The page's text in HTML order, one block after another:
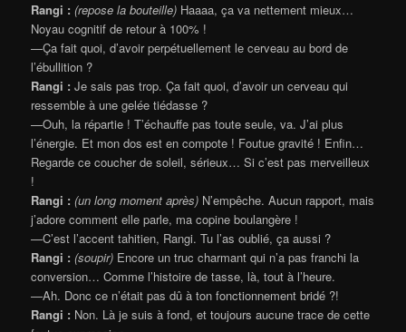
Rangi :(repose la bouteille) Haaaa, ça va nettement mieux…
Noyau cognitif de retour à 100% !
—Ça fait quoi, d’avoir perpétuellement le cerveau au bord de
l’ébullition ?
Rangi :Je sais pas trop. Ça fait quoi, d’avoir un cerveau qui
ressemble à une gelée tiédasse ?
—Ouh, la répartie ! T’échauffe pas toute seule, va. J’ai plus
l’énergie. Et mon dos est en compote ! Foutue gravité ! Enfin…
Regarde ce coucher de soleil, sérieux… Si c’est pas merveilleux
!
Rangi :(un long moment après) N’empêche. Aucun rapport, mais
j’adore comment elle parle, ma copine boulangère !
—C’est l’accent tahitien, Rangi. Tu l’as oublié, ça aussi ?
Rangi :(soupir) Encore un truc charmant qui n’a pas franchi la
conversion… Comme l’histoire de tasse, là, tout à l’heure.
—Ah. Donc ce n’était pas dû à ton fonctionnement bridé ?!
Rangi : Non. Là je suis à fond, et toujours aucune trace de cette